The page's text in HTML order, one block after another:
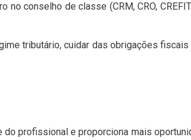
conselho de classe (CRM, CRO,
tributário, cuidar das obrigações
profissional e proporciona mais